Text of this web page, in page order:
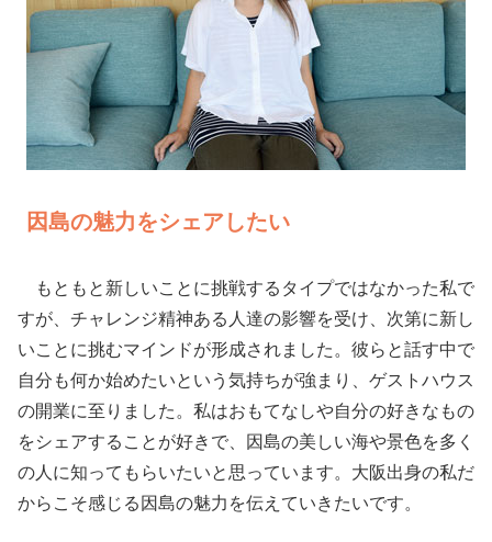
因島の魅力をシェアしたい
もともと新しいことに挑戦するタイプではなかった私で
すが、チャレンジ精神ある人達の影響を受け、次第に新し
いことに挑むマインドが形成されました。彼らと話す中で
自分も何か始めたいという気持ちが強まり、ゲストハウス
の開業に至りました。私はおもてなしや自分の好きなもの
をシェアすることが好きで、因島の美しい海や景色を多く
の人に知ってもらいたいと思っています。大阪出身の私だ
からこそ感じる因島の魅力を伝えていきたいです。